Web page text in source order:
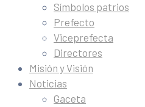
Símbolos patrios
Prefecto
Viceprefecta
Directores
Misión y Visión
Noticias
Gaceta